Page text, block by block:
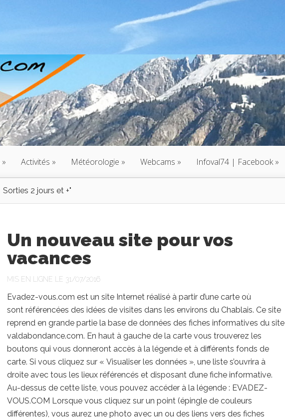
» Activités » Météorologie » Webcams » Infoval74 | Facebook»
Sorties 2 jours et +"
Un nouveau site pour vos
vacances
MIS EN LIGNE LE 31/07/2016
Evadez-vous.com est un site Internet réalisé à partir d’une carte où
sont référencées des idées de visites dans les environs du Chablais. Ce site
reprend en grande partie la base de données des fiches informatives du site
valdabondance.com. En haut à gauche de la carte vous trouverez les
boutons qui vous donneront accès à la légende et à différents fonds de
carte. Si vous cliquez sur « Visualiser les données », une liste s’ouvrira à
droite avec tous les lieux référencés et disposant d’une fiche informative.
Au-dessus de cette liste, vous pouvez accéder à la légende : EVADEZ-
VOUS.COM Lorsque vous cliquez sur un point (épingle de couleurs
différentes), vous aurez une photo avec un ou des liens vers des fiches